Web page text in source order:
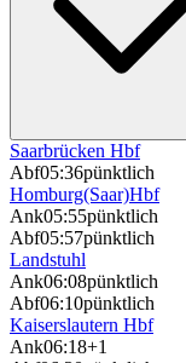
Saarbrücken Hbf
Abf05:36pünktlich
Homburg(Saar)Hbf
Ank05:55pünktlich
Abf05:57pünktlich
Landstuhl
Ank06:08pünktlich
Abf06:10pünktlich
Kaiserslautern Hbf
Ank06:18+1